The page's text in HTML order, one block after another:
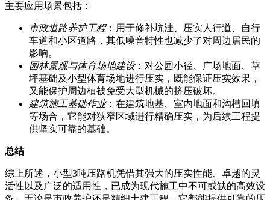
主要应用场景包括：
市政道路养护工程：用于修补坑洼、压实人行道、自行
车道和小区道路，其低噪音特性也减少了对周边居民的
影响。
园林景观与体育场地建设：对公园小径、广场地面、草
坪基础及小型体育场地进行压实，既能保证压实效果，
又能保护周边植被免受大型机械的挤压破坏。
建筑施工基础作业：在建筑地基、室内地面和沟槽回填
等场合，它能对狭窄区域进行精确压实，为后续工程提
供坚实可靠的基础。
总结
综上所述，小型3吨压路机凭借其强大的压实性能、卓越的灵
活性以及广泛的适用性，已成为现代施工中不可或缺的高效设